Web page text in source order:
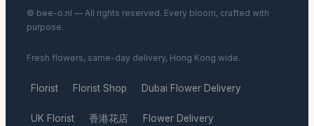
© bee-o.nl — All rights reserved. Every bloom, crafted with
purpose.
Fresh flowers, same-day delivery, Hong Kong wide.
Florist · Florist Shop · Dubai Flower Delivery ·
UK Florist · 香港花店 · Flower Delivery ·